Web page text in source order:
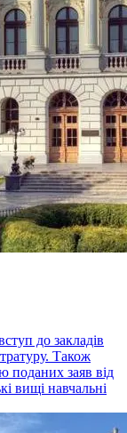
до закладів
Також
поданих заяв від
вищі навчальні